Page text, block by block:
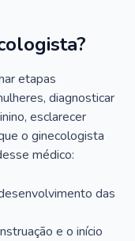
etapas
diagnosticar
esclarecer
o ginecologista
médico:
das
e o início